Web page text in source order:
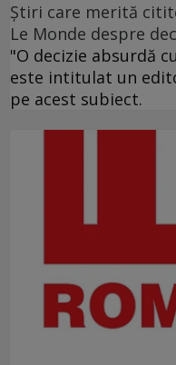
Ştiri care merită
Le Monde despre
"O decizie absurdă
este intitulat un
pe acest subiect.